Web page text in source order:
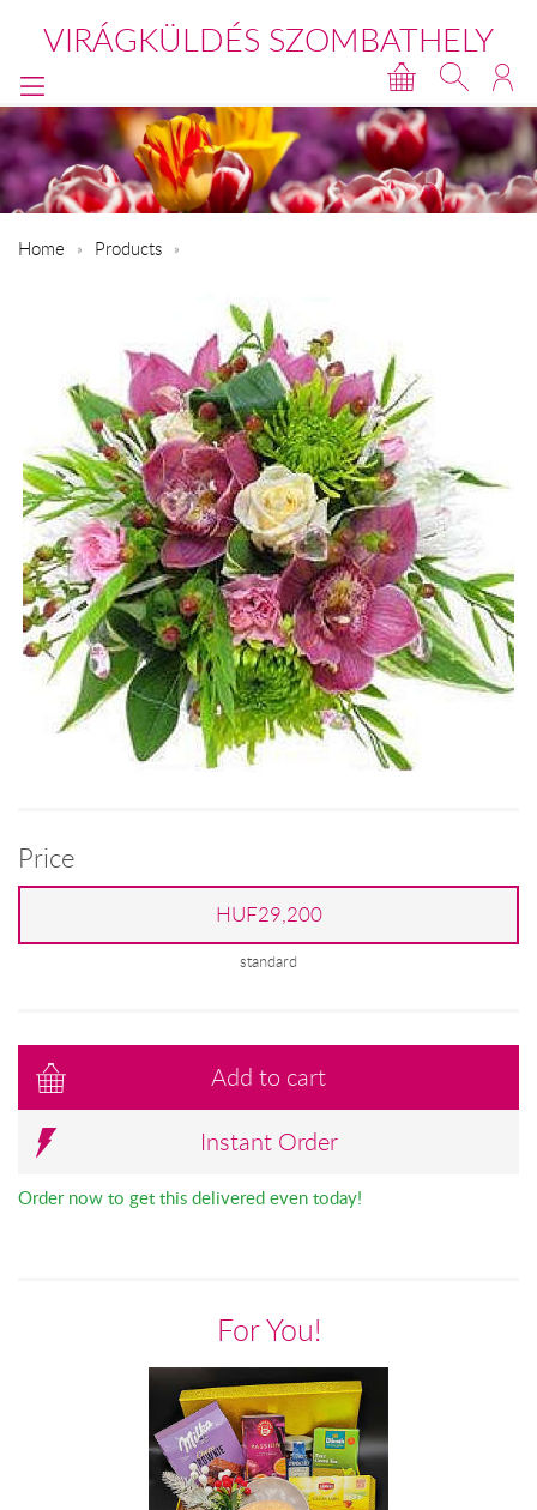
VIRÁGKÜLDÉS SZOMBATHELY
Home Products
Price
HUF29,200
standard
Add to cart
Instant Order
Order now to get this delivered even today!
For You!